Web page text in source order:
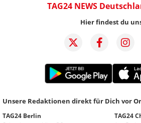
TAG24 NEWS
Hier findest du
Unsere Redaktionen direkt für Dich vor
TAG24 Berlin
TAG24